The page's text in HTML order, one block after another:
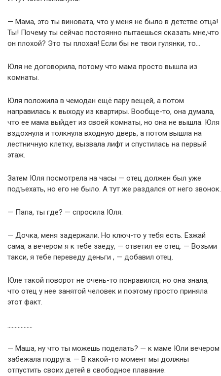
— Мама, это ты виновата, что у меня не было в детстве отца!
Ты! Почему ты сейчас постоянно пытаешься сказать мне,что
он плохой? Это ты плохая! Если бы не твои гулянки, то…
Юля не договорила, потому что мама просто вышла из
комнаты.
Юля положила в чемодан ещё пару вещей, а потом
направилась к выходу из квартиры. Вообще-то, она думала,
что ее мама выйдет из своей комнаты, но она не вышла. Юля
вздохнула и толкнула входную дверь, а потом вышла на
лестничную клетку, вызвала лифт и спустилась на первый
этаж.
Затем Юля посмотрела на часы — отец должен был уже
подъехать, но его не было. А тут же раздался от него звонок.
— Папа, ты где? — спросила Юля.
— Дочка, меня задержали. Но ключ-то у тебя есть. Езжай
сама, а вечером я к тебе заеду, — ответил ее отец. — Возьми
такси, я тебе переведу деньги , — добавил отец.
Юле такой поворот не очень-то понравился, но она знала,
что отец у нее занятой человек и поэтому просто приняла
этот факт.
……………..
— Маша, ну что ты можешь поделать? — к маме Юли вечером
забежала подруга. — В какой-то момент мы должны
отпустить своих детей в свободное плавание.